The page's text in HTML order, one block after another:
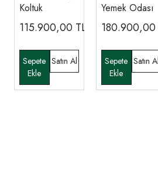
Koltuk
115.900,00 TL
Yemek Odası
180.900,00